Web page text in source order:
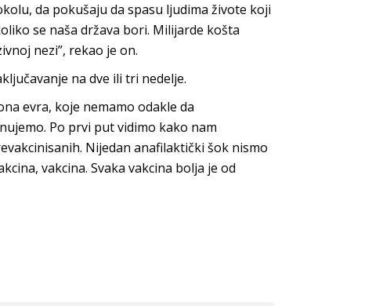
da pokušaju da spasu ljudima živote koji
se naša država bori. Milijarde košta
nezi”, rekao je on.
na dve ili tri nedelje.
evra, koje nemamo odakle da
Po prvi put vidimo kako nam
Nijedan anafilaktički šok nismo
vakcina. Svaka vakcina bolja je od